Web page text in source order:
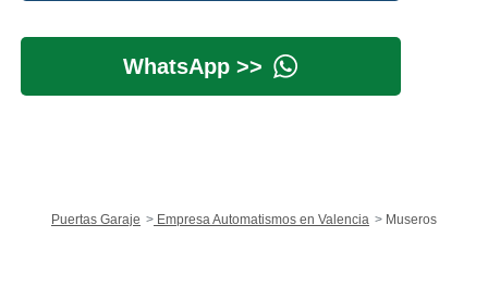
WhatsApp >>
Puertas Garaje Empresa Automatismos en Valencia Museros